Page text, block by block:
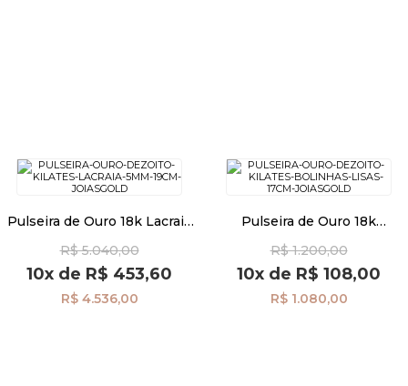
Pulseira de Ouro 18k Lacraia
R$ 5.040,00
10x de R$ 453,60
R$ 4.536,00
Pulseira de Ouro 18k
pu08558
R$ 1.200,00
10x de R$ 108,00
R$ 1.080,00